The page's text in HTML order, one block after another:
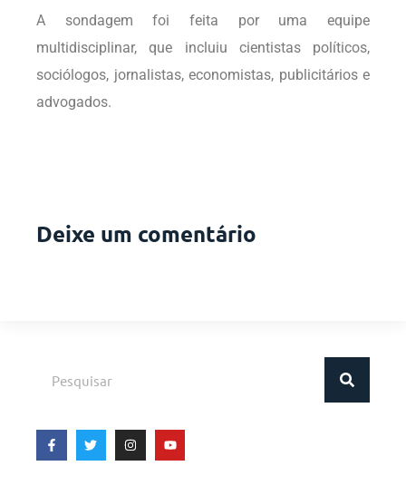
A sondagem foi feita por uma equipe
multidisciplinar, que incluiu cientistas políticos,
sociólogos, jornalistas, economistas, publicitários e
advogados.
Deixe um comentário